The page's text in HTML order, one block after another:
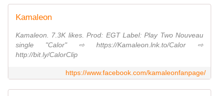
Kamaleon
Kamaleon. 7.3K likes. Prod: EGT Label: Play Two Nouveau
single "Calor" ⇨ https://Kamaleon.lnk.to/Calor ⇨
http://bit.ly/CalorClip
https://www.facebook.com/kamaleonfanpage/